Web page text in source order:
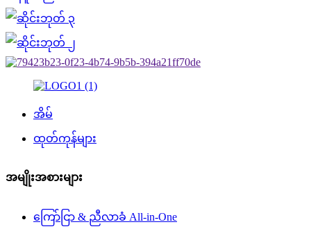
အိမ်
ထုတ်ကုန်များ
အမျိုးအစားများ
ကြော်ငြာ & ညီလာခံ All-in-One